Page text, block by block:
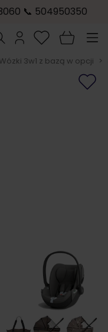
📞 504950350
Szukaj
Wózki 3w1 z bazą w opcji >